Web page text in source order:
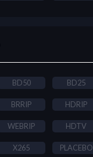
BD50 BD25
BRRIP HDRIP
WEBRIP HDTV
X265 PLACEBO